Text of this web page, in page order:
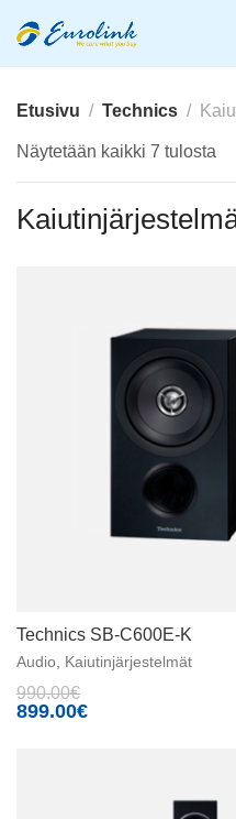
Etusivu Technics
Näytetään kaikki 7 tulosta
Technics SB-C600E-K
Audio Kaiutinjärjestelmät
990.00€
899.00€